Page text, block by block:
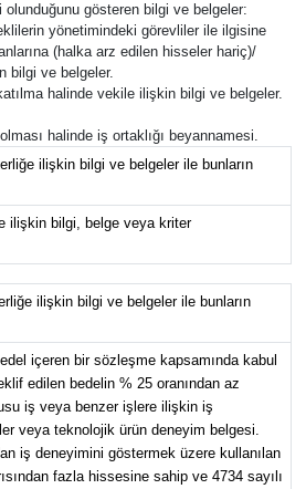
gösteren bilgi ve belgeler:
yönetimindeki görevliler ile ilgisine
(halka arz edilen hisseler hariç)/
bilgi ve belgeler.
halinde vekile ilişkin bilgi ve belgeler.
halinde iş ortaklığı beyannamesi.
ilişkin bilgi ve belgeler ile bunların
ilişkin bilgi, belge veya kriter
ilişkin bilgi ve belgeler ile bunların
içeren bir sözleşme kapsamında kabul
edilen bedelin % 25 oranından az
iş veya benzer işlere ilişkin iş
veya teknolojik ürün deneyim belgesi.
iş deneyimini göstermek üzere kullanılan
fazla hissesine sahip ve 4734 sayılı